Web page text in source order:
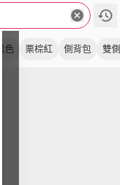
黑色 栗棕紅 側背包 雙